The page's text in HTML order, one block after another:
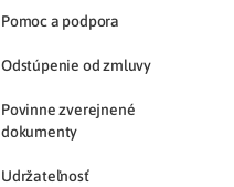
Pomoc a podpora
Odstúpenie od zmluvy
Povinne zverejnené
dokumenty
Udržateľnosť